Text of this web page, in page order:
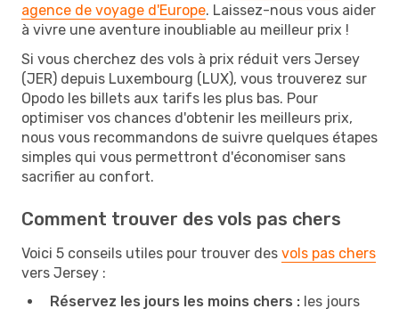
agence de voyage d'Europe. Laissez-nous vous aider
à vivre une aventure inoubliable au meilleur prix !
Si vous cherchez des vols à prix réduit vers Jersey
(JER) depuis Luxembourg (LUX), vous trouverez sur
Opodo les billets aux tarifs les plus bas. Pour
optimiser vos chances d'obtenir les meilleurs prix,
nous vous recommandons de suivre quelques étapes
simples qui vous permettront d'économiser sans
sacrifier au confort.
Comment trouver des vols pas chers
Voici 5 conseils utiles pour trouver des vols pas chers
vers Jersey :
Réservez les jours les moins chers : les jours